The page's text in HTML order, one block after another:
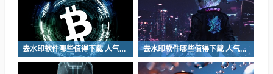
去水印软件哪些值得下载 人气高的去水印软件一览 去水印软件哪些值得下载 人气高的去水印软件一览